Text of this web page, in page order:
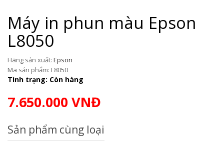
Máy in phun màu Epson
L8050
Hãng sản xuất: Epson
Mã sản phẩm: L8050
Tình trạng: Còn hàng
7.650.000 VNĐ
Sản phẩm cùng loại